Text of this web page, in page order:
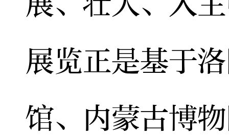
展览正是基于
馆、内蒙古博